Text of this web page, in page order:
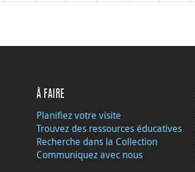
À FAIRE
Planifiez votre visite
Trouvez des ressources éducatives
Recherche dans la Collection
Communiquez avec nous